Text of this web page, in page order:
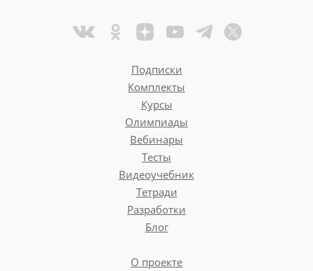
Подписки
Комплекты
Курсы
Олимпиады
Вебинары
Тесты
Видеоучебник
Тетради
Разработки
Блог
О проекте